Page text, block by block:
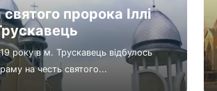
пророка Іллі
року в м. Трускавець відбулось
на честь святого...